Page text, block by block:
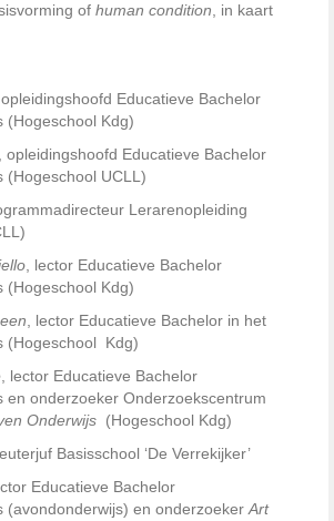
of human condition , in kaart
Educatieve Bachelor
(Hogeschool Kdg)
, opleidingshoofd Educatieve Bachelor
(Hogeschool UCLL)
Lerarenopleiding
, lector Educatieve Bachelor
(Hogeschool Kdg)
, lector Educatieve Bachelor in het
(Hogeschool Kdg)
, lector Educatieve Bachelor
en onderzoeker Onderzoekscentrum
Onderwijs (Hogeschool Kdg)
Basisschool ‘De Verrekijker’
Educatieve Bachelor
(avondonderwijs) en onderzoeker Art